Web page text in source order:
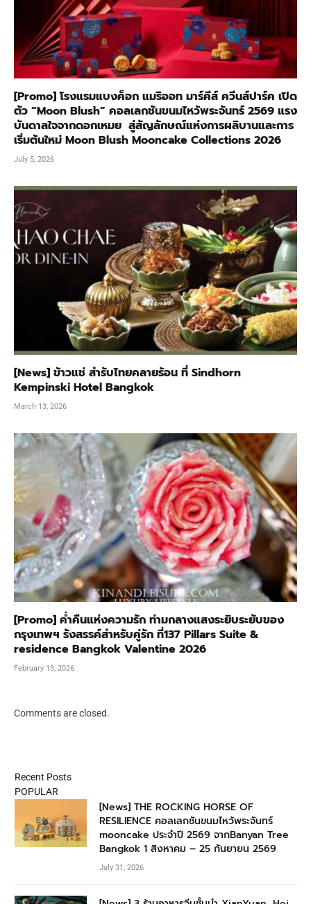
[Promo] โรงแรมแบงค็อก แมริออท มาร์คีส์ ควีนส์ปาร์ค เปิด
ตัว “Moon Blush” คอลเลกชันขนมไหว้พระจันทร์ 2569 แรง
บันดาลใจจากดอกเหมย สู่สัญลักษณ์แห่งการผลิบานและการ
เริ่มต้นใหม่ Moon Blush Mooncake Collections 2026
July 5, 2026
[News] ข้าวแช่ สำรับไทยคลายร้อน ที่ Sindhorn
Kempinski Hotel Bangkok
March 13, 2026
[Promo] ค่ำคืนแห่งความรัก ท่ามกลางแสงระยิบระยับของ
กรุงเทพฯ รังสรรค์สำหรับคู่รัก ที่137 Pillars Suite &
residence Bangkok Valentine 2026
February 13, 2026
Comments are closed.
Recent Posts
POPULAR
[News] THE ROCKING HORSE OF
RESILIENCE คอลเลกชันขนมไหว้พระจันทร์
mooncake ประจำปี 2569 จากBanyan Tree
Bangkok 1 สิงหาคม – 25 กันยายน 2569
July 31, 2026